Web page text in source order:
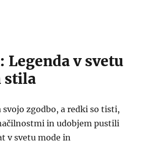
Legenda v svetu
stila
svojo zgodbo, a redki so tisti,
in udobjem pustili
v svetu mode in